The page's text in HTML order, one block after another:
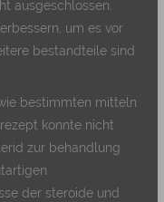
ausgeschlossen.
um es vor
bestandteile sind
bestimmten mitteln
konnte nicht
zur behandlung
der steroide und